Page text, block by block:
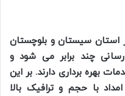
استان سیستان و بلوچستان
چند برابر می شود و
بهره برداری دارند. بر این
با حجم و ترافیک بالا